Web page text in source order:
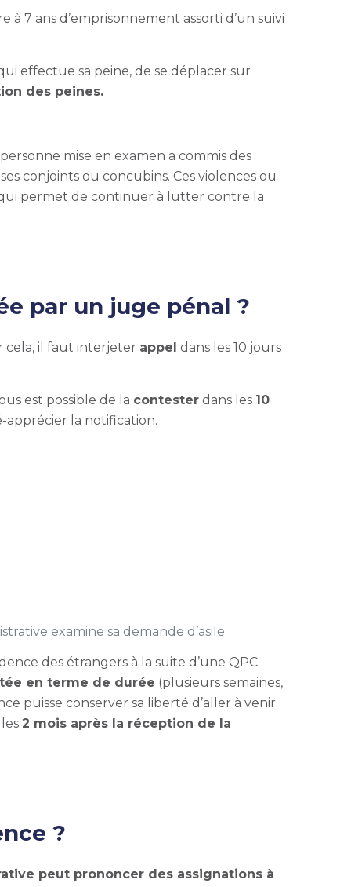
7 ans d’emprisonnement assorti d’un suivi
effectue sa peine, de se déplacer sur
des peines.
mise en examen a commis des
conjoints ou concubins. Ces violences ou
permet de continuer à lutter contre la
par un juge pénal ?
cela, il faut interjeter appel dans les 10 jours
est possible de la contester dans les 10
apprécier la notification.
examine sa demande d’asile.
des étrangers à la suite d’une QPC
en terme de durée (plusieurs semaines,
puisse conserver sa liberté d’aller à venir.
2 mois après la réception de la
?
peut prononcer des assignations à